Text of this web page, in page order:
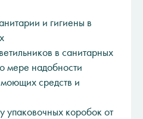
и гигиены в
в санитарных
мере надобности
средств и
упаковочных коробок от